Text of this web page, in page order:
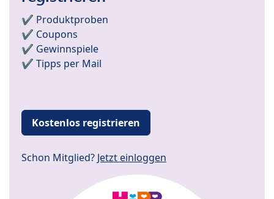
✔️ Produktproben
✔️ Coupons
✔️ Gewinnspiele
✔️ Tipps per Mail
Kostenlos registrieren
Schon Mitglied? Jetzt einloggen